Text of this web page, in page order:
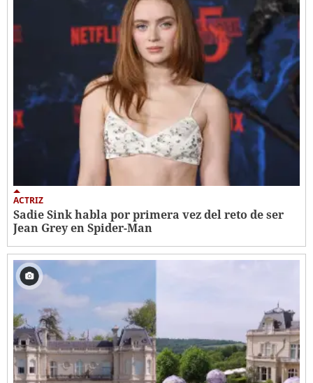
ACTRIZ
Sadie Sink habla por primera vez del reto de ser
Jean Grey en Spider-Man